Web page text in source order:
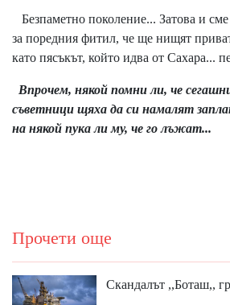
Безпаметно поколение... Затова и
за поредния фитил, че ще нищят
като пясъкът, който идва от Сахара...
Впрочем, някой помни ли, че
съветници щяха да си намалят
на някой пука ли му, че го лъжат...
Прочети още
Скандалът ,,Боташ,,